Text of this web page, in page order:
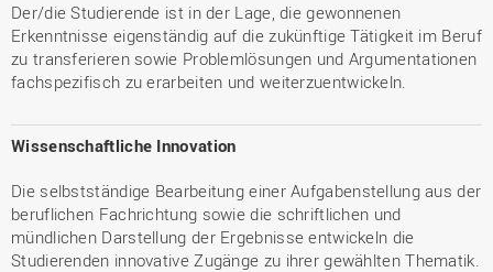
Der/die Studierende ist in der Lage, die gewonnenen
Erkenntnisse eigenständig auf die zukünftige Tätigkeit im Beruf
zu transferieren sowie Problemlösungen und Argumentationen
fachspezifisch zu erarbeiten und weiterzuentwickeln.
Wissenschaftliche Innovation
Die selbstständige Bearbeitung einer Aufgabenstellung aus der
beruflichen Fachrichtung sowie die schriftlichen und
mündlichen Darstellung der Ergebnisse entwickeln die
Studierenden innovative Zugänge zu ihrer gewählten Thematik.